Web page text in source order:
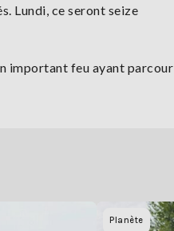
Lundi, ce seront seize
important feu ayant parcour
Planète